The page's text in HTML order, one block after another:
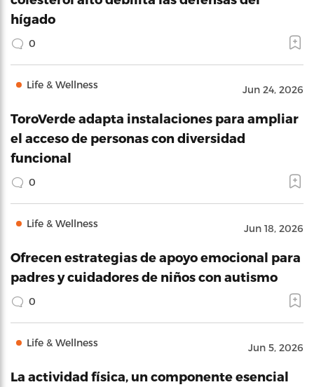
hígado
0
Life & Wellness Jun 24, 2026
ToroVerde adapta instalaciones para ampliar
el acceso de personas con diversidad
funcional
0
Life & Wellness Jun 18, 2026
Ofrecen estrategias de apoyo emocional para
padres y cuidadores de niños con autismo
0
Life & Wellness Jun 5, 2026
La actividad física, un componente esencial